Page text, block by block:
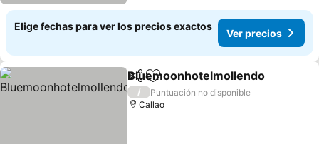
Elige fechas para ver los precios exactos
Ver precios
CompartirAgregar a favoritos
Bluemoonhotelmollendo
/
Puntuación no disponible
Callao